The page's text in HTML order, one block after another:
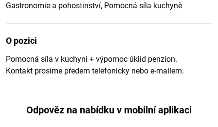
Gastronomie a pohostinství, Pomocná síla kuchyně
O pozici
Pomocná síla v kuchyni + výpomoc úklid penzion.
Kontakt prosíme předem telefonicky nebo e-mailem.
Odpověz na nabídku v mobilní aplikaci